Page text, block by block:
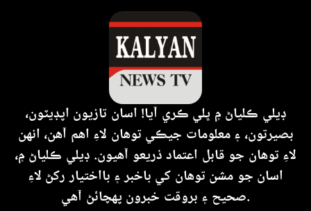
ڊيلي ڪلياڻ ۾ ڀلي ڪري آيا! اسان تازيون اپڊيٽون،
بصيرتون، ۽ معلومات جيڪي توهان لاءِ اهم آهن، انهن
لاءِ توهان جو قابل اعتماد ذريعو آهيون. ڊيلي ڪلياڻ ۾،
اسان جو مشن توهان کي باخبر ۽ بااختيار رکڻ لاءِ
صحيح ۽ بروقت خبرون پهچائڻ آهي.